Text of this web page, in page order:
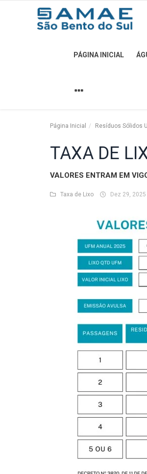
PÁGINA INICIAL
Página Inicial Resíduos Sólidos
TAXA DE
VALORES ENTRAM EM
Taxa de Lixo Dez 29, 2025